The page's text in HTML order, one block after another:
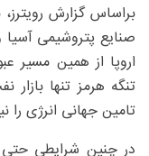
صنایع پتروشیمی
اروپا از همین مسیر
تنگه هرمز تنها بازار
تامین جهانی انرژی را
در چنین شرایطی حتی